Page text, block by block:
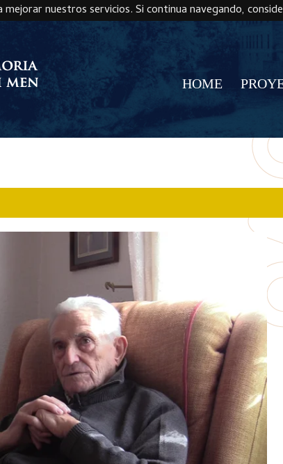
nuestros servicios. Si continua navegando,
HOME